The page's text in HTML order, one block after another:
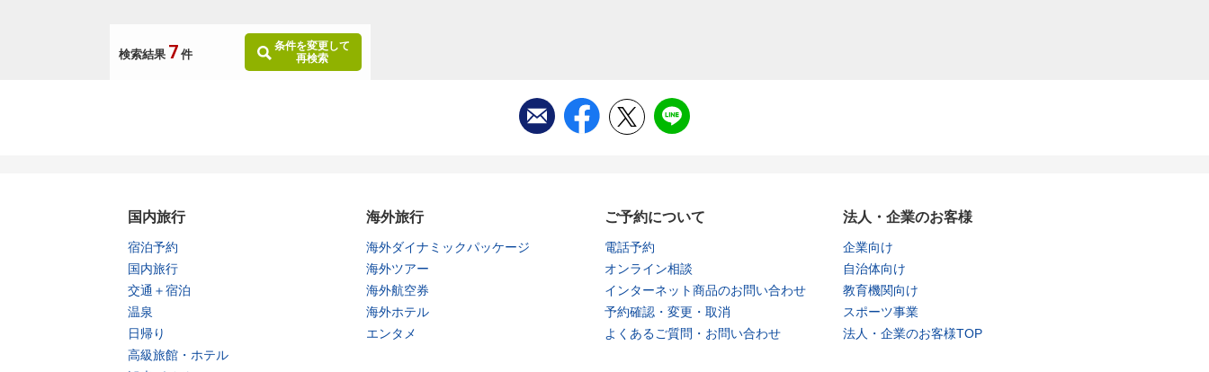
検索結果 7 件
条件を変更して
再検索
国内旅行
宿泊予約
国内旅行
交通＋宿泊
温泉
日帰り
高級旅館・ホテル
海外旅行
海外ダイナミックパッケージ
海外ツアー
海外航空券
海外ホテル
エンタメ
ご予約について
電話予約
オンライン相談
インターネット商品のお問い合わせ
予約確認・変更・取消
よくあるご質問・お問い合わせ
法人・企業のお客様
企業向け
自治体向け
教育機関向け
スポーツ事業
法人・企業のお客様TOP